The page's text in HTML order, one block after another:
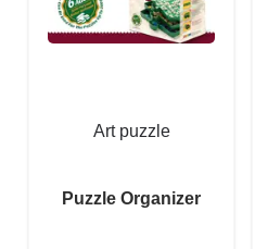
Art puzzle
Puzzle Organizer